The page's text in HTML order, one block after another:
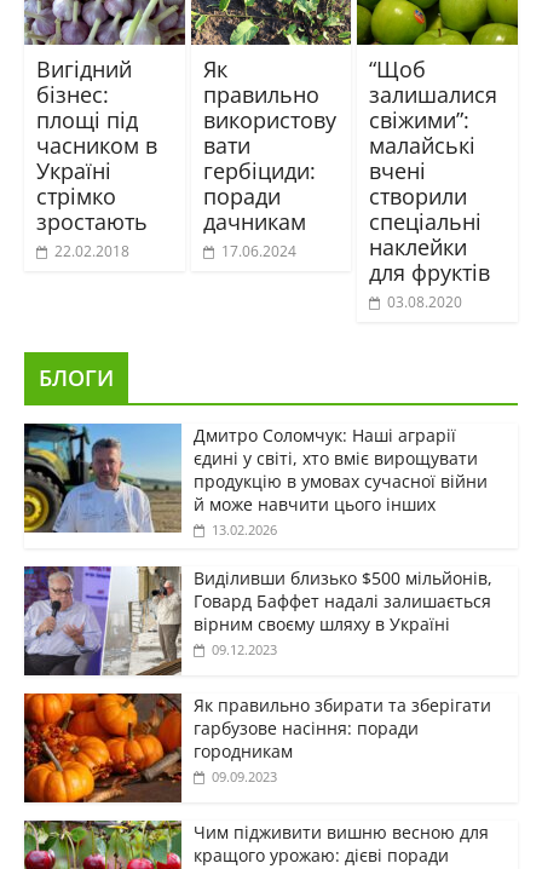
Вигідний
бізнес:
площі під
часником в
Україні
стрімко
зростають
22.02.2018
Як
правильно
використову
вати
гербіциди:
поради
дачникам
17.06.2024
“Щоб
залишалися
свіжими”:
малайські
вчені
створили
спеціальні
наклейки
для фруктів
03.08.2020
БЛОГИ
Дмитро Соломчук: Наші аграрії
єдині у світі, хто вміє вирощувати
продукцію в умовах сучасної війни
й може навчити цього інших
13.02.2026
Виділивши близько $500 мільйонів,
Говард Баффет надалі залишається
вірним своєму шляху в Україні
09.12.2023
Як правильно збирати та зберігати
гарбузове насіння: поради
городникам
09.09.2023
Чим підживити вишню весною для
кращого урожаю: дієві поради